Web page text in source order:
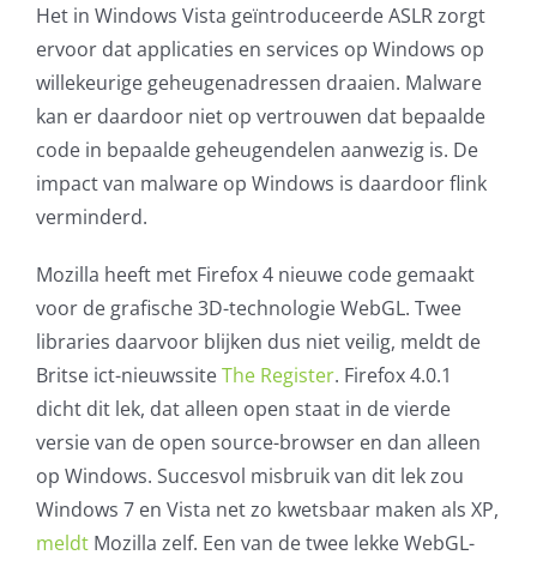
Remote Help
WordPress SLA Contract
Contact
Het in Windows Vista geïntroduceerde ASLR zorgt
ervoor dat applicaties en services op Windows op
willekeurige geheugenadressen draaien. Malware
kan er daardoor niet op vertrouwen dat bepaalde
code in bepaalde geheugendelen aanwezig is. De
impact van malware op Windows is daardoor flink
verminderd.
Mozilla heeft met Firefox 4 nieuwe code gemaakt
voor de grafische 3D-technologie WebGL. Twee
libraries daarvoor blijken dus niet veilig, meldt de
Britse ict-nieuwssiteThe Register. Firefox 4.0.1
dicht dit lek, dat alleen open staat in de vierde
versie van de open source-browser en dan alleen
op Windows. Succesvol misbruik van dit lek zou
Windows 7 en Vista net zo kwetsbaar maken als XP,
meldtMozilla zelf. Een van de twee lekke WebGL-